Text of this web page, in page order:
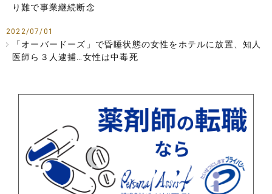
り難で事業継続断念
2022/07/01
「オーバードーズ」で昏睡状態の女性をホテルに放置、知人
医師ら３人逮捕…女性は中毒死